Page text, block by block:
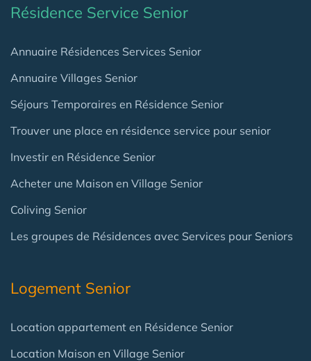
Résidence Service Senior
Annuaire Résidences Services Senior
Annuaire Villages Senior
Séjours Temporaires en Résidence Senior
Trouver une place en résidence service pour senior
Investir en Résidence Senior
Acheter une Maison en Village Senior
Coliving Senior
Les groupes de Résidences avec Services pour Seniors
Logement Senior
Location appartement en Résidence Senior
Location Maison en Village Senior